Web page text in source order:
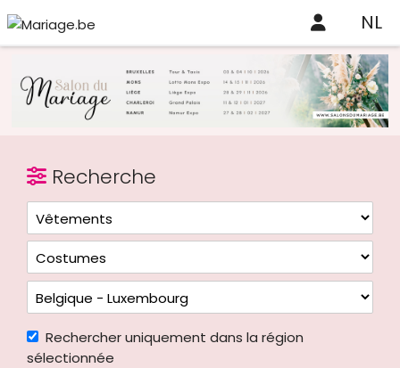
NL
Recherche
Rechercher uniquement dans la région
sélectionnée